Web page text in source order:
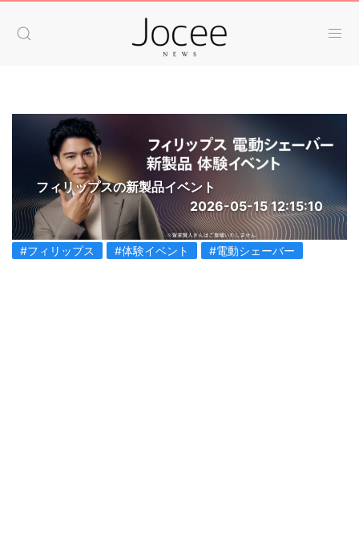
フィリップスの新製品イベント
2026-05-15 12:15:10
#フィリップス #体験イベント #電動シェーバー